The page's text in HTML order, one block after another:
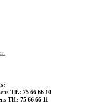
Tlf.: 75 66 66 10
Tlf.: 75 66 66 11